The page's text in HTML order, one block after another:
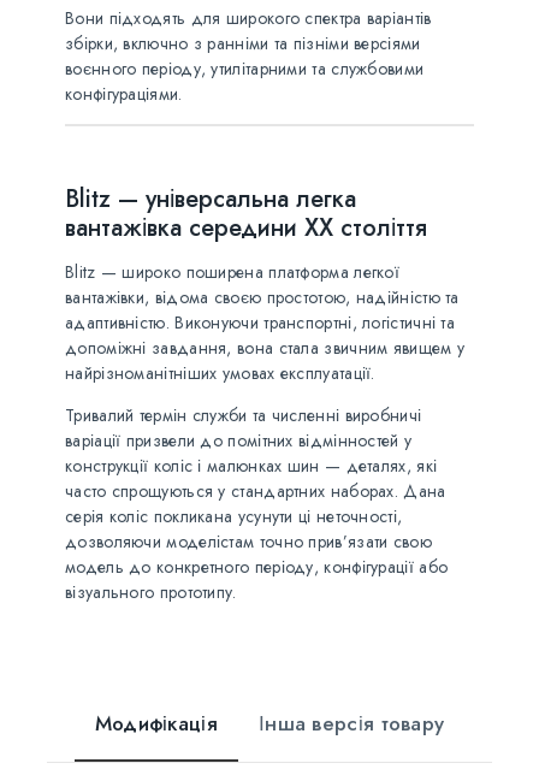
Вони підходять для широкого спектра варіантів
збірки, включно з ранніми та пізніми версіями
воєнного періоду, утилітарними та службовими
конфігураціями.
Blitz — універсальна легка
вантажівка середини XX століття
Blitz — широко поширена платформа легкої
вантажівки, відома своєю простотою, надійністю та
адаптивністю. Виконуючи транспортні, логістичні та
допоміжні завдання, вона стала звичним явищем у
найрізноманітніших умовах експлуатації.
Тривалий термін служби та численні виробничі
варіації призвели до помітних відмінностей у
конструкції коліс і малюнках шин — деталях, які
часто спрощуються у стандартних наборах. Дана
серія коліс покликана усунути ці неточності,
дозволяючи моделістам точно прив’язати свою
модель до конкретного періоду, конфігурації або
візуального прототипу.
Модифікація Інша версія товару